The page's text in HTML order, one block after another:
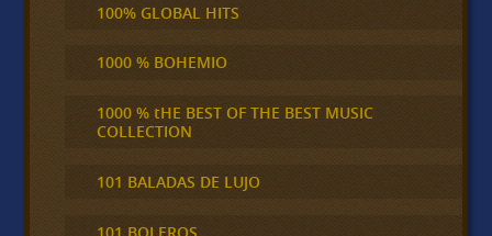
100% GLOBAL HITS
1000 % BOHEMIO
1000 % tHE BEST OF THE BEST MUSIC
COLLECTION
101 BALADAS DE LUJO
101 BOLEROS